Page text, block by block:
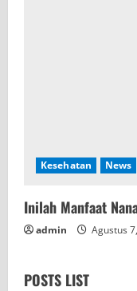
Kesehatan News
Inilah Manfaat
admin Agustus
POSTS LIST